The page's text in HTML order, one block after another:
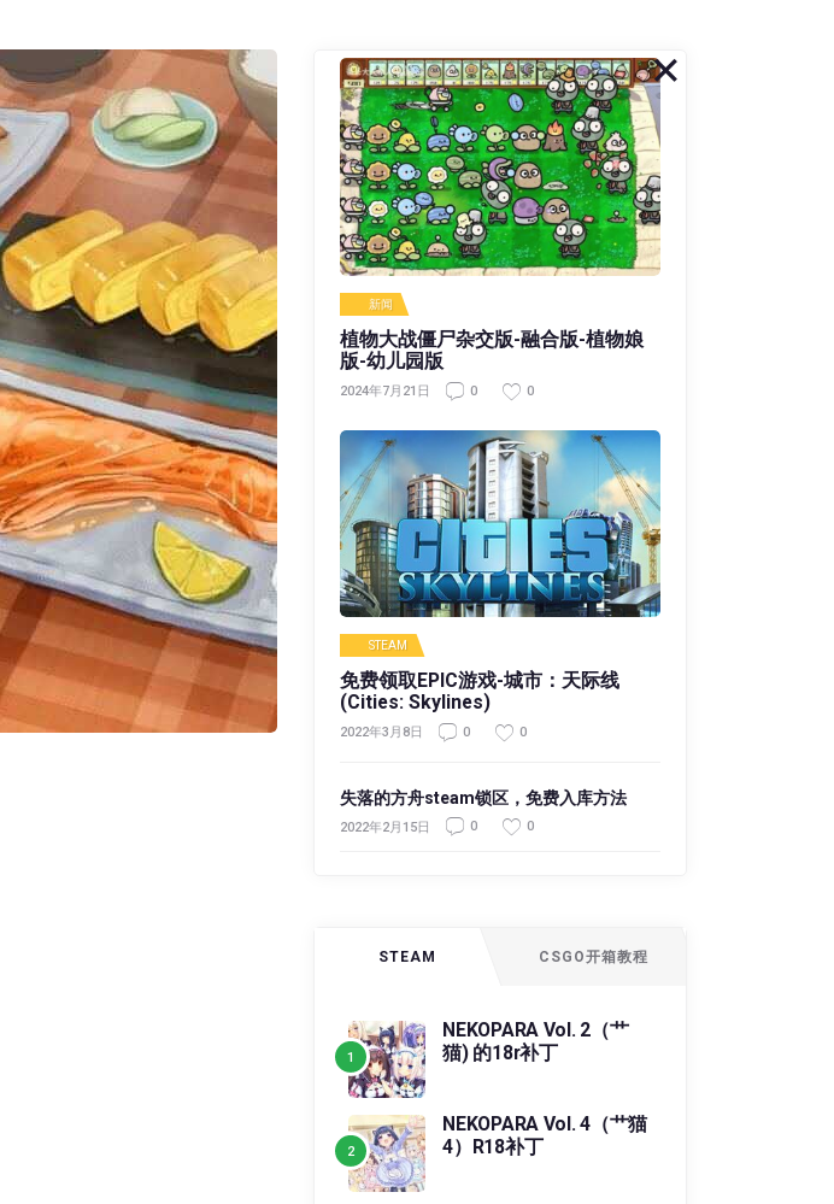
新闻
植物大战僵尸杂交版-融合版-植物娘
版-幼儿园版
2024年7月21日 0 0
STEAM
免费领取EPIC游戏-城市：天际线
(Cities: Skylines)
2022年3月8日 0 0
失落的方舟steam锁区，免费入库方法
2022年2月15日 0 0
STEAM CSGO开箱教程
NEKOPARA Vol. 2（艹
猫) 的18r补丁
NEKOPARA Vol. 4（艹猫
4）R18补丁